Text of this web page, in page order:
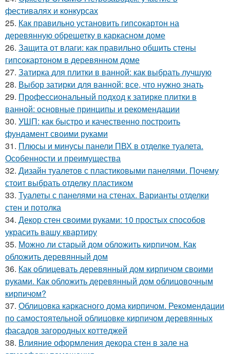
фестивалях и конкурсах
25. Как правильно установить гипсокартон на
деревянную обрешетку в каркасном доме
26. Защита от влаги: как правильно обшить стены
гипсокартоном в деревянном доме
27. Затирка для плитки в ванной: как выбрать лучшую
28. Выбор затирки для ванной: все, что нужно знать
29. Профессиональный подход к затирке плитки в
ванной: основные принципы и рекомендации
30. УШП: как быстро и качественно построить
фундамент своими руками
31. Плюсы и минусы панели ПВХ в отделке туалета.
Особенности и преимущества
32. Дизайн туалетов с пластиковыми панелями. Почему
стоит выбрать отделку пластиком
33. Туалеты с панелями на стенах. Варианты отделки
стен и потолка
34. Декор стен своими руками: 10 простых способов
украсить вашу квартиру
35. Можно ли старый дом обложить кирпичом. Как
обложить деревянный дом
36. Как облицевать деревянный дом кирпичом своими
руками. Как обложить деревянный дом облицовочным
кирпичом?
37. Облицовка каркасного дома кирпичом. Рекомендации
по самостоятельной облицовке кирпичом деревянных
фасадов загородных коттеджей
38. Влияние оформления декора стен в зале на